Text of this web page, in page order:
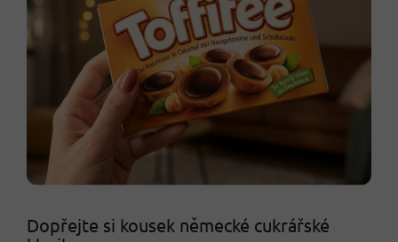
Dopřejte si kousek německé cukrářské